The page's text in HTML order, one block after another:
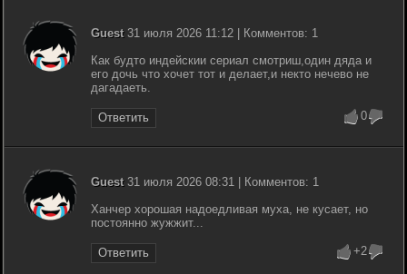
Guest31 июля 2026 11:12 | Комментов: 1
Как будто индейскии сериал смотриш,один дяда и
его дочь что хочет тот и делает,и некто нечево не
дагадаеть.
Ответить 0
Guest31 июля 2026 08:31 | Комментов: 1
Ханчер хорошая надоедливая муха, не кусает, но
постоянно жужжит...
Ответить +2